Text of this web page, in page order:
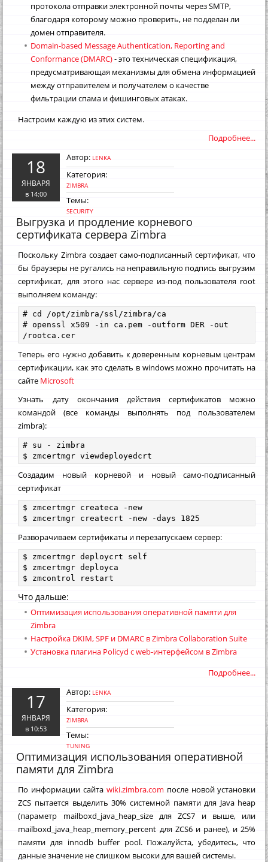
протокола отправки электронной почты через SMTP,
благодаря которому можно проверить, не подделан ли
домен отправителя.
Domain-based Message Authentication, Reporting and
Conformance (DMARC)- это техническая спецификация,
предусматривающая механизмы для обмена информацией
между отправителем и получателем о качестве
фильтрации спама и фишинговых атаках.
Настроим каждую из этих систем.
Подробнее...
18
ЯНВАРЯ
в 14:00
Автор: LENKA
Категория:
ZIMBRA
Темы:
SECURITY
Выгрузка и продление корневого
сертификата сервера Zimbra
Поскольку Zimbra создает само-подписанный сертификат, что
бы браузеры не ругались на неправильную подпись выгрузим
сертификат, для этого нас сервере из-под пользователя root
выполняем команду:
# cd /opt/zimbra/ssl/zimbra/ca
# openssl x509 -in ca.pem -outform DER -out
/rootca.cer
Теперь его нужно добавить к доверенным корневым центрам
сертификации, как это сделать в windows можно прочитать на
сайте Microsoft
Узнать дату окончания действия сертификатов можно
командой (все команды выполнять под пользователем
zimbra):
# su - zimbra
$ zmcertmgr viewdeployedcrt
Создадим новый корневой и новый само-подписанный
сертификат
$ zmcertmgr createca -new
$ zmcertmgr createcrt -new -days 1825
Разворачиваем сертификаты и перезапускаем сервер:
$ zmcertmgr deploycrt self
$ zmcertmgr deployca
$ zmcontrol restart
Что дальше:
Оптимизация использования оперативной памяти для
Zimbra
Настройка DKIM, SPF и DMARC в Zimbra Collaboration Suite
Установка плагина Policyd с web-интерфейсом в Zimbra
Подробнее...
17
ЯНВАРЯ
в 10:53
Автор: LENKA
Категория:
ZIMBRA
Темы:
TUNING
Оптимизация использования оперативной
памяти для Zimbra
По информации сайта wiki.zimbra.com после новой установки
ZCS пытается выделить 30% системной памяти для Java heap
(параметр mailboxd_java_heap_size для ZCS7 и выше, или
mailboxd_java_heap_memory_percent для ZCS6 и ранее), и 25%
памяти для innodb buffer pool. Пожалуйста, убедитесь, что
данные значение не слишком высоки для вашей системы.